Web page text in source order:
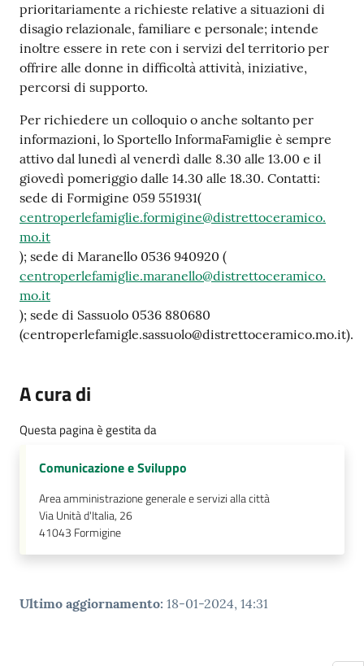
prioritariamente a richieste relative a situazioni di
disagio relazionale, familiare e personale; intende
inoltre essere in rete con i servizi del territorio per
offrire alle donne in difficoltà attività, iniziative,
percorsi di supporto.
Per richiedere un colloquio o anche soltanto per
informazioni, lo Sportello InformaFamiglie è sempre
attivo dal lunedì al venerdì dalle 8.30 alle 13.00 e il
giovedì pomeriggio dalle 14.30 alle 18.30. Contatti:
sede di Formigine 059 551931(
centroperlefamiglie.formigine@distrettoceramico.
mo.it
); sede di Maranello 0536 940920 (
centroperlefamiglie.maranello@distrettoceramico.
mo.it
); sede di Sassuolo 0536 880680
(centroperlefamigle.sassuolo@distrettoceramico.mo.it).
A cura di
Questa pagina è gestita da
Comunicazione e Sviluppo
Area amministrazione generale e servizi alla città
Via Unità d'Italia, 26
41043 Formigine
Ultimo aggiornamento: 18-01-2024, 14:31